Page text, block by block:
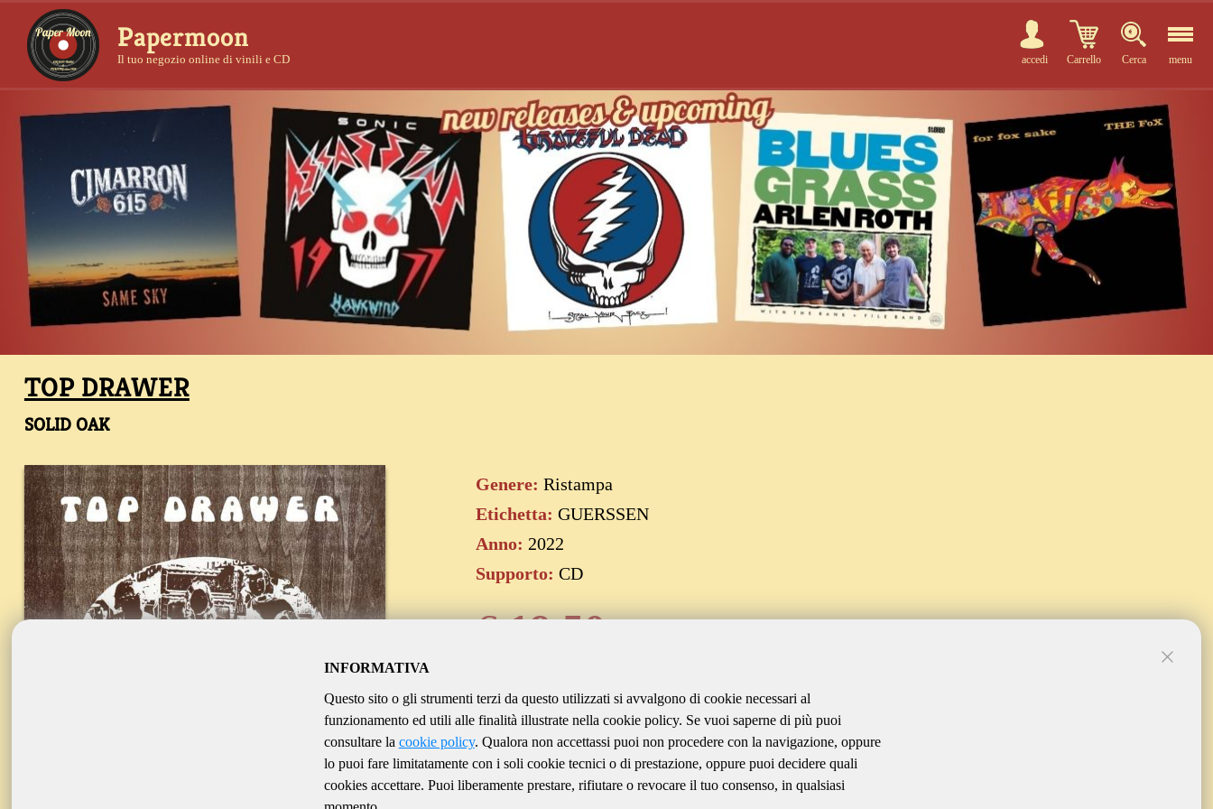
Papermoon
Il tuo negozio online di vinili e CD accedi Carrello Cerca menu
TOP DRAWER
SOLID OAK
Genere: Ristampa
Etichetta: GUERSSEN
Anno: 2022
Supporto: CD
€19.50
Aggiungi al carrello
INFORMATIVA
Questo sito o gli strumenti terzi da questo utilizzati si avvalgono di cookie necessari al
funzionamento ed utili alle finalità illustrate nella cookie policy. Se vuoi saperne di più puoi
consultare la cookie policy. Qualora non accettassi puoi non procedere con la navigazione, oppure
lo puoi fare limitatamente con i soli cookie tecnici o di prestazione, oppure puoi decidere quali
cookies accettare. Puoi liberamente prestare, rifiutare o revocare il tuo consenso, in qualsiasi